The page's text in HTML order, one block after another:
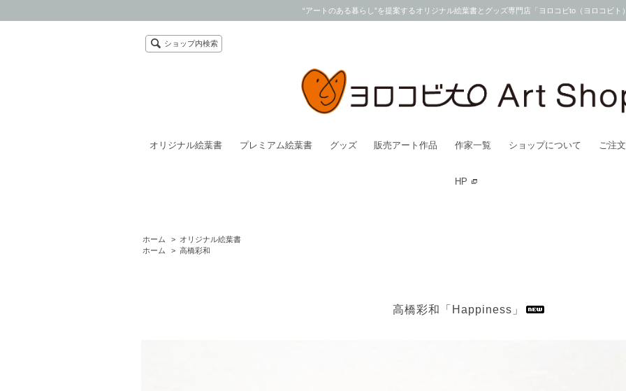
“アートのある暮らし”を提案するオリジナル絵葉書とグッズ専門店「ヨロコビto（ヨロコビト
ショップ内検索
オリジナル絵葉書 プレミアム絵葉書 グッズ 販売アート作品 作家一覧 ショップについて ご注
HP
ホーム > オリジナル絵葉書
ホーム
> 高橋彩和
高橋彩和「Happiness」